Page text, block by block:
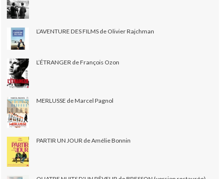
L’AVENTURE DES FILMS de Olivier Rajchman
L’ÉTRANGER de François Ozon
MERLUSSE de Marcel Pagnol
PARTIR UN JOUR de Amélie Bonnin